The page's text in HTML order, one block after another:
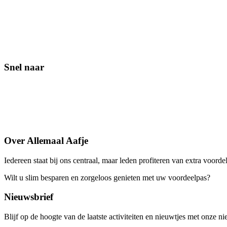
Snel naar
Over Allemaal Aafje
Iedereen staat bij ons centraal, maar leden profiteren van extra
Wilt u slim besparen en zorgeloos genieten met uw voordeelpas?
Nieuwsbrief
Blijf op de hoogte van de laatste activiteiten en nieuwtjes met onze